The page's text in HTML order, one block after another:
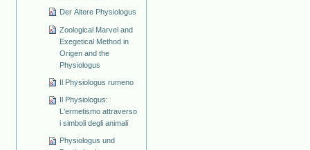
Der Ältere Physiologus
Zoological Marvel and
Exegetical Method in
Origen and the
Physiologus
Il Physiologus rumeno
Il Physiologus:
L'ermetismo attraverso
i simboli degli animali
Physiologus und